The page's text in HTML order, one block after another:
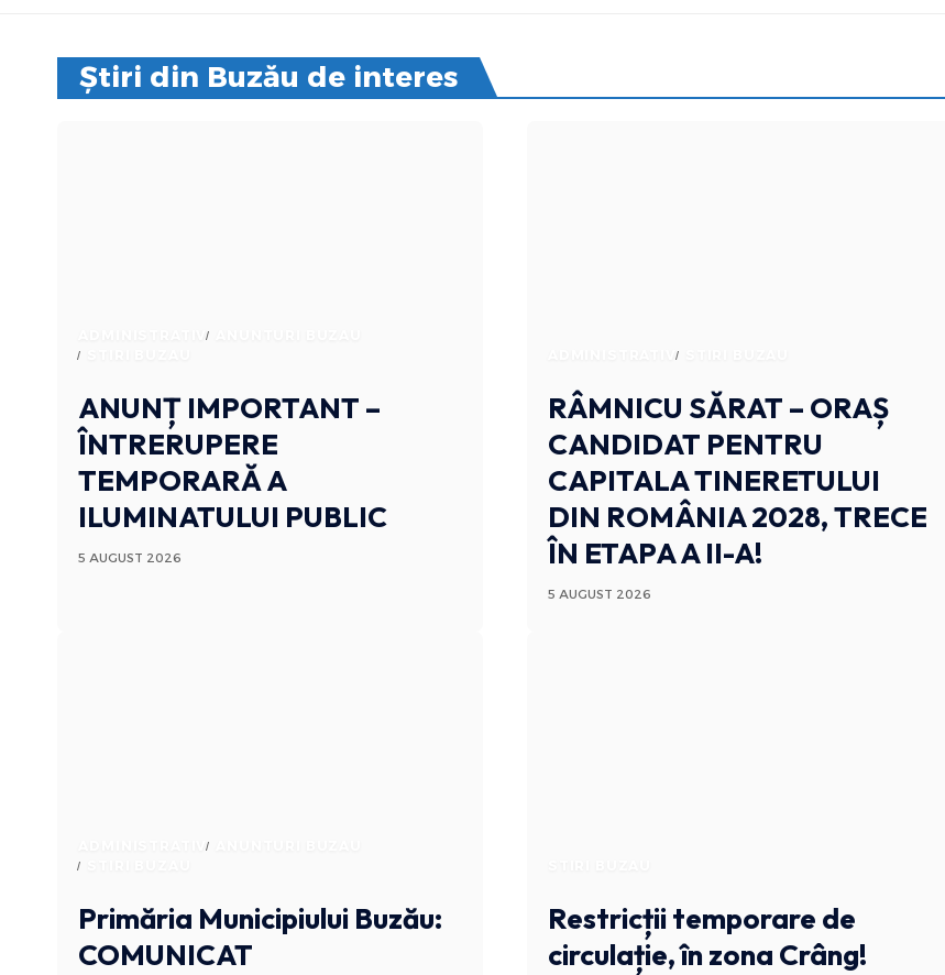
Știri din Buzău de interes
ADMINISTRATIV
ANUNȚ IMPORTANT –
ÎNTRERUPERE
TEMPORARĂ A
ILUMINATULUI PUBLIC
5 AUGUST 2026
ADMINISTRATIV
RÂMNICU SĂRAT – ORAȘ
CANDIDAT PENTRU
CAPITALA TINERETULUI
DIN ROMÂNIA 2028, TRECE
ÎN ETAPA A II-A!
5 AUGUST 2026
ADMINISTRATIV
Primăria Municipiului Buzău:
COMUNICAT
Restricții temporare de
circulație, în zona Crâng!